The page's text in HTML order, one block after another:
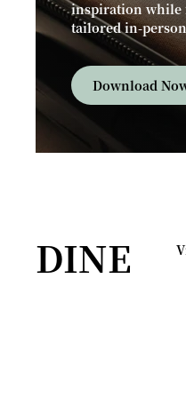
inspiration while
tailored in-
Download
DINE